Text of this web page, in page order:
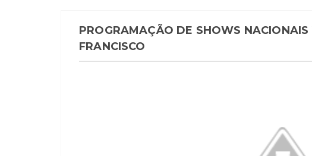
PROGRAMAÇÃO DE SHOWS
FRANCISCO